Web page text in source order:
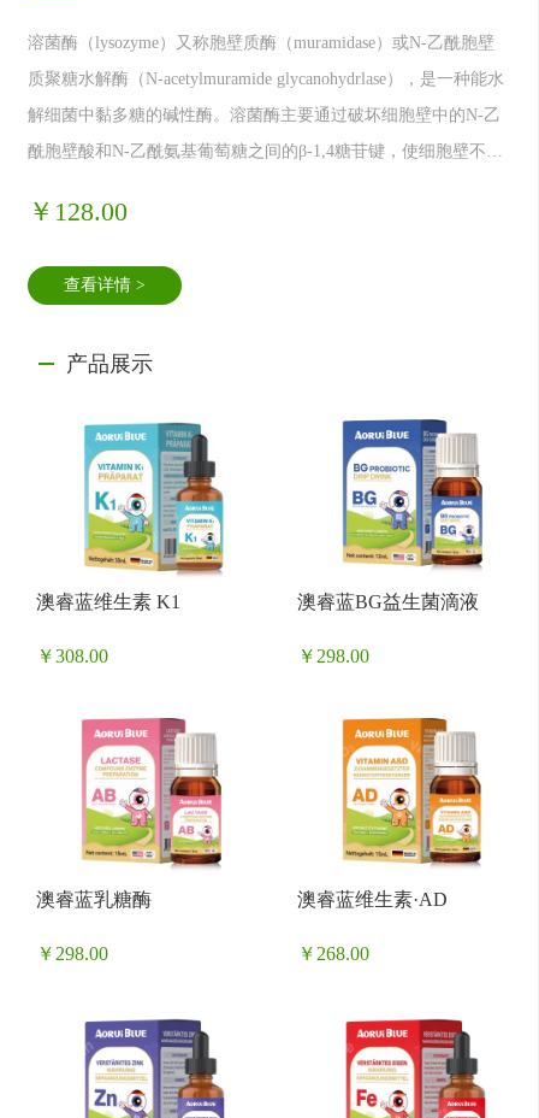
溶菌酶（lysozyme）又称胞壁质酶（muramidase）或N-乙酰胞壁
质聚糖水解酶（N-acetylmuramide glycanohydrlase），是一种能水
解细菌中黏多糖的碱性酶。溶菌酶主要通过破坏细胞壁中的N-乙
酰胞壁酸和N-乙酰氨基葡萄糖之间的β-1,4糖苷键，使细胞壁不溶
菌溶解。溶菌酶还可与带负电荷的病毒蛋白直接结合，...
￥128.00
查看详情 >
产品展示
澳睿蓝维生素 K1
￥308.00
澳睿蓝BG益生菌滴液
￥298.00
澳睿蓝乳糖酶
￥298.00
澳睿蓝维生素·AD
￥268.00